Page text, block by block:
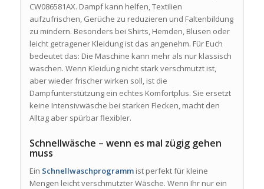
CW086581AX. Dampf kann helfen, Textilien
aufzufrischen, Gerüche zu reduzieren und Faltenbildung
zu mindern. Besonders bei Shirts, Hemden, Blusen oder
leicht getragener Kleidung ist das angenehm. Für Euch
bedeutet das: Die Maschine kann mehr als nur klassisch
waschen. Wenn Kleidung nicht stark verschmutzt ist,
aber wieder frischer wirken soll, ist die
Dampfunterstützung ein echtes Komfortplus. Sie ersetzt
keine Intensivwäsche bei starken Flecken, macht den
Alltag aber spürbar flexibler.
Schnellwäsche – wenn es mal zügig gehen
muss
Ein Schnellwaschprogrammist perfekt für kleine
Mengen leicht verschmutzter Wäsche. Wenn Ihr nur ein